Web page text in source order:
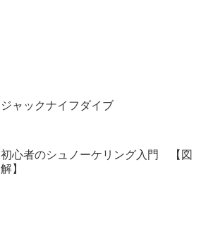
ジャックナイフダイブ
初心者のシュノーケリング入門 【図
解】